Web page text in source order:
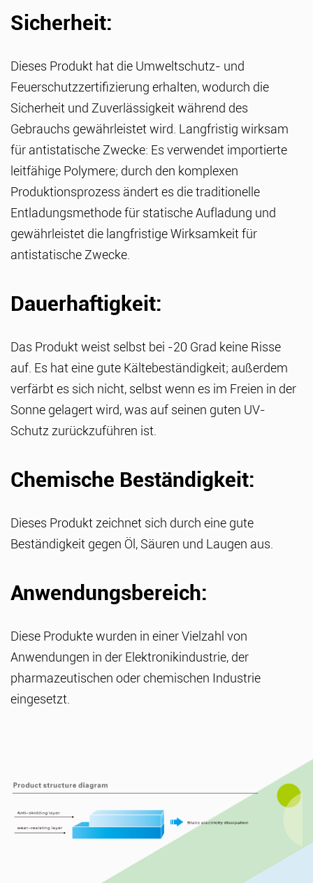
Sicherheit:
Dieses Produkt hat die Umweltschutz- und
Feuerschutzzertifizierung erhalten, wodurch die
Sicherheit und Zuverlässigkeit während des
Gebrauchs gewährleistet wird. Langfristig wirksam
für antistatische Zwecke: Es verwendet importierte
leitfähige Polymere; durch den komplexen
Produktionsprozess ändert es die traditionelle
Entladungsmethode für statische Aufladung und
gewährleistet die langfristige Wirksamkeit für
antistatische Zwecke.
Dauerhaftigkeit:
Das Produkt weist selbst bei -20 Grad keine Risse
auf. Es hat eine gute Kältebeständigkeit; außerdem
verfärbt es sich nicht, selbst wenn es im Freien in der
Sonne gelagert wird, was auf seinen guten UV-
Schutz zurückzuführen ist.
Chemische Beständigkeit:
Dieses Produkt zeichnet sich durch eine gute
Beständigkeit gegen Öl, Säuren und Laugen aus.
Anwendungsbereich:
Diese Produkte wurden in einer Vielzahl von
Anwendungen in der Elektronikindustrie, der
pharmazeutischen oder chemischen Industrie
eingesetzt.